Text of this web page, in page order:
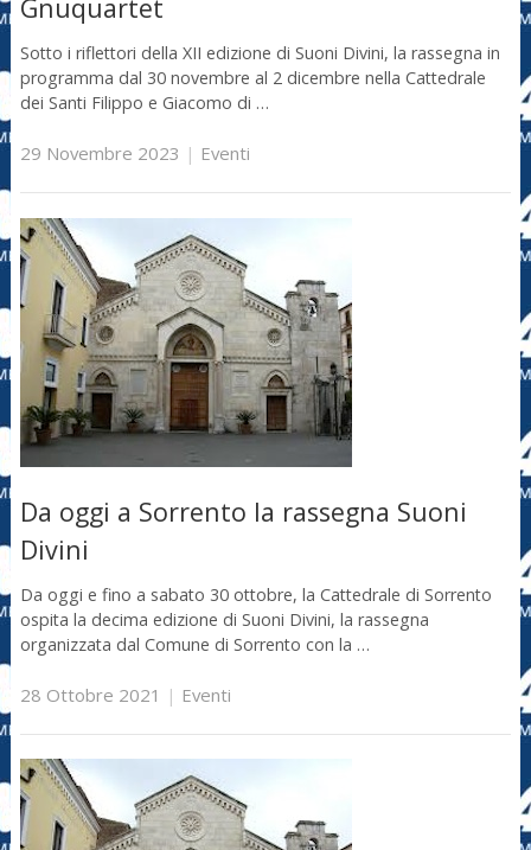
Gnuquartet
Sotto i riflettori della XII edizione di Suoni Divini, la rassegna in
programma dal 30 novembre al 2 dicembre nella Cattedrale
dei Santi Filippo e Giacomo di …
29 Novembre 2023 | Eventi
Da oggi a Sorrento la rassegna Suoni
Divini
Da oggi e fino a sabato 30 ottobre, la Cattedrale di Sorrento
ospita la decima edizione di Suoni Divini, la rassegna
organizzata dal Comune di Sorrento con la …
28 Ottobre 2021 | Eventi